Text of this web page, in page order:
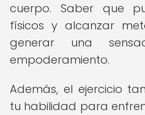
cuerpo. Saber que
físicos y alcanzar
generar una
empoderamiento.
Además, el ejercicio
tu habilidad para